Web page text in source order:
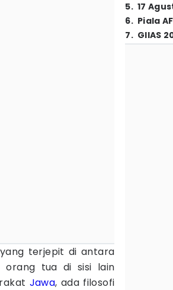
terjepit di antara
orang tua di sisi lain
Jawa, ada filosofi
5. 17
6. Piala
7. GIIAS